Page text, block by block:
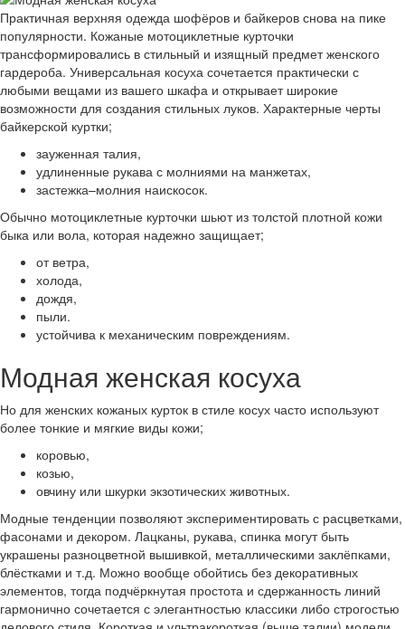
Практичная верхняя одежда шофёров и байкеров снова на пике
популярности. Кожаные мотоциклетные курточки
трансформировались в стильный и изящный предмет женского
гардероба. Универсальная косуха сочетается практически с
любыми вещами из вашего шкафа и открывает широкие
возможности для создания стильных луков. Характерные черты
байкерской куртки;
зауженная талия,
удлиненные рукава с молниями на манжетах,
застежка–молния наискосок.
Обычно мотоциклетные курточки шьют из толстой плотной кожи
быка или вола, которая надежно защищает;
от ветра,
холода,
дождя,
пыли.
устойчива к механическим повреждениям.
Модная женская косуха
Но для женских кожаных курток в стиле косух часто используют
более тонкие и мягкие виды кожи;
коровью,
козью,
овчину или шкурки экзотических животных.
Модные тенденции позволяют экспериментировать с расцветками,
фасонами и декором. Лацканы, рукава, спинка могут быть
украшены разноцветной вышивкой, металлическими заклёпками,
блёстками и т.д. Можно вообще обойтись без декоративных
элементов, тогда подчёркнутая простота и сдержанность линий
гармонично сочетается с элегантностью классики либо строгостью